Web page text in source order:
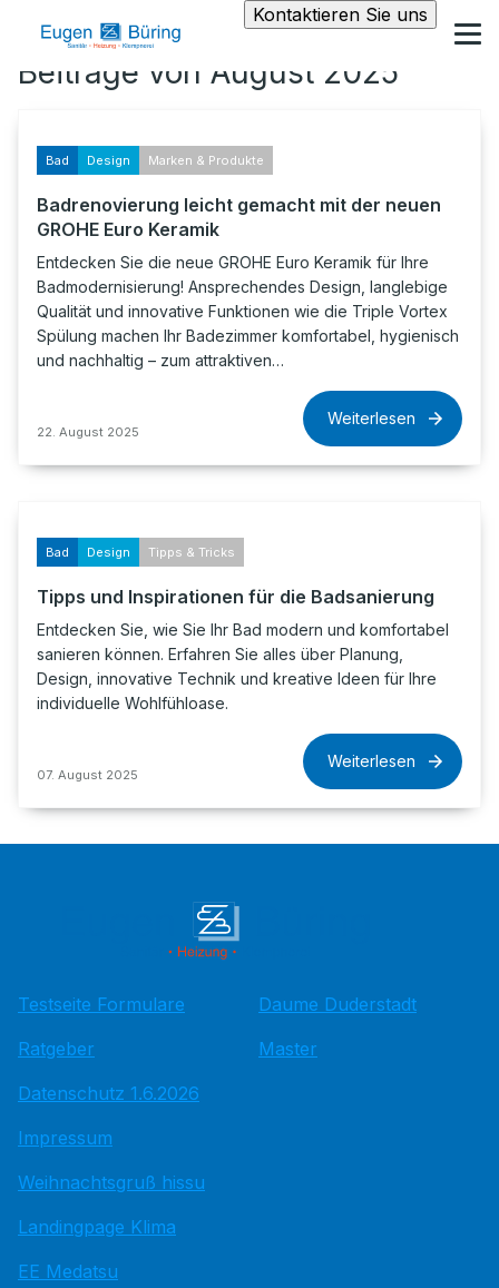
Kontaktieren Sie uns
Beiträge von August 2025
Bad Design Marken & Produkte
Badrenovierung leicht gemacht mit der neuen
GROHE Euro Keramik
Entdecken Sie die neue GROHE Euro Keramik für Ihre
Badmodernisierung! Ansprechendes Design, langlebige
Qualität und innovative Funktionen wie die Triple Vortex
Spülung machen Ihr Badezimmer komfortabel, hygienisch
und nachhaltig – zum attraktiven…
22. August 2025
Weiterlesen
Bad Design Tipps & Tricks
Tipps und Inspirationen für die Badsanierung
Entdecken Sie, wie Sie Ihr Bad modern und komfortabel
sanieren können. Erfahren Sie alles über Planung,
Design, innovative Technik und kreative Ideen für Ihre
individuelle Wohlfühloase.
07. August 2025
Weiterlesen
Testseite Formulare
Ratgeber
Datenschutz 1.6.2026
Impressum
Weihnachtsgruß hissu
Landingpage Klima
EE Medatsu
Daume Duderstadt
Master